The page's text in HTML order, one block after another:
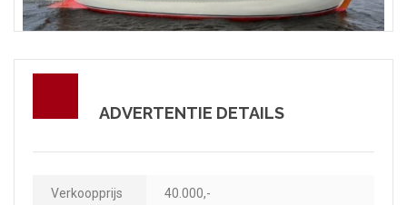
ADVERTENTIE DETAILS
Verkoopprijs 40.000,-